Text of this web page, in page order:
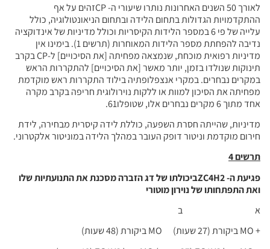
לאורך 50 השנים האחרונות נותרו שיעורי ה- CPזהים על אף
ההתקדמויות הגדולות בתחום הלידה ובתחום הניאונטולוגיה, כולל
עלייה של פי 6 במספר הלידות הקיסריות וכולל מדיניות של אינדוקציה
נדיבה להפחתת מספר הלידות המאוחרות (תרשים 1). בימינו אין
מדיניות רפואית מוכחת, שנמצאה מפחיתה [את הסיכויים] ל-CP בקרב
תינוקות שנולדו בזמן, יותר מאשר [את הסיכויים] להתקררות הראש
במקרים נבחרים. במקרי אנצפלופתיה בילוד התקררות ראש מוקדמת
מפחיתה את הסיכון למוות או ללקות נוירולוגית חריפה בקרב מקרה
אחד מתוך 6 מקרים נבחרים אלו, שטופלו61.
מדיניות, שהייתה חסרת השפעה, כוללת לידה קיסרית מבחירה, לידת
חירום מוקדמת וניטור דופק העובר במהלך הלידה במוניטור אלקטרוני.
תרשים 4
פגיעת ה-
ביכולתו של דג הזברה מסכנת את התנועתיות שלו
ואת התפתחותו של נוירון מוטורי
א ב
+ MO ביקורת (27 שעות) MO ביקורת (48 שעות)